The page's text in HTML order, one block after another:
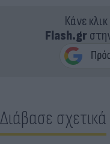
Κάνε
Flash.gr
Διάβασε σχετικά